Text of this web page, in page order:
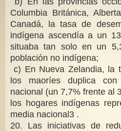
Columbia Británica,
Canadá, la tasa de
indígena ascendía a un
situaba tan solo en un
población no indígena;
c) En Nueva Zelandia, la
los maoríes duplica
nacional (un 7,7% frente al
los hogares indígenas
media nacional3 .
20. Las iniciativas de